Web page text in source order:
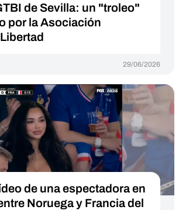
de Sevilla: un "troleo"
por la Asociación
29/06/2026
de una espectadora en
Noruega y Francia del